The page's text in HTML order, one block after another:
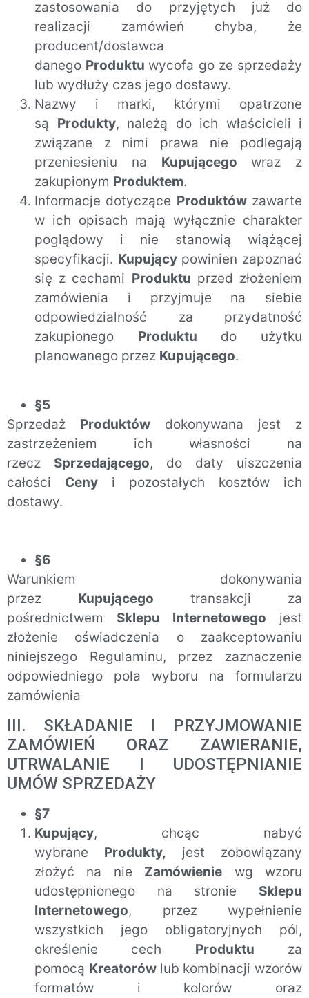
zastosowania do przyjętych już do
realizacji zamówień chyba, że
producent/dostawca
danego Produktu wycofa go ze sprzedaży
lub wydłuży czas jego dostawy.
Nazwy i marki, którymi opatrzone
są Produkty, należą do ich właścicieli i
związane z nimi prawa nie podlegają
przeniesieniu na Kupującego wraz z
zakupionym Produktem.
Informacje dotyczące Produktówzawarte
w ich opisach mają wyłącznie charakter
poglądowy i nie stanowią wiążącej
specyfikacji. Kupującypowinien zapoznać
się z cechami Produktu przed złożeniem
zamówienia i przyjmuje na siebie
odpowiedzialność za przydatność
zakupionego Produktu do użytku
planowanego przez Kupującego.
§5
Sprzedaż Produktów dokonywana jest z
zastrzeżeniem ich własności na
rzecz Sprzedającego, do daty uiszczenia
całości Ceny i pozostałych kosztów ich
dostawy.
§6
Warunkiem dokonywania
przez Kupującego transakcji za
pośrednictwem Sklepu Internetowego jest
złożenie oświadczenia o zaakceptowaniu
niniejszego Regulaminu, przez zaznaczenie
odpowiedniego pola wyboru na formularzu
zamówienia
III. SKŁADANIE I PRZYJMOWANIE
ZAMÓWIEŃ ORAZ ZAWIERANIE,
UTRWALANIE I UDOSTĘPNIANIE
UMÓW SPRZEDAŻY
§7
Kupujący, chcąc nabyć
wybrane Produkty, jest zobowiązany
złożyć na nie Zamówienie wg wzoru
udostępnionego na stronie Sklepu
Internetowego, przez wypełnienie
wszystkich jego obligatoryjnych pól,
określenie cech Produktu za
pomocą Kreatorów lub kombinacji wzorów
formatów i kolorów oraz